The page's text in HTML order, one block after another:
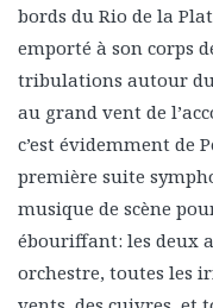
bords du Rio de la
emporté à son corps
tribulations autour
au grand vent de
c’est évidemment de
première suite
musique de scène
ébouriffant: les deux
orchestre, toutes les